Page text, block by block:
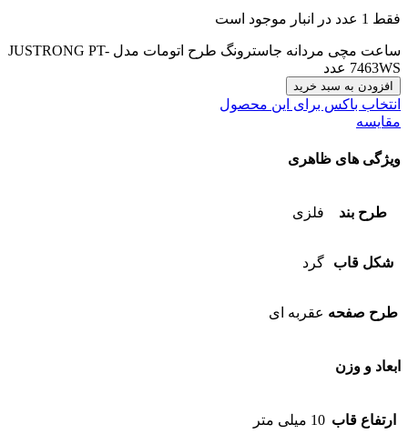
فقط 1 عدد در انبار موجود است
ساعت مچی مردانه جاسترونگ طرح اتومات مدل JUSTRONG PT-
7463WS عدد
افزودن به سبد خرید
انتخاب باکس برای این محصول
مقایسه
ویژگی های ظاهری
طرح بند فلزی
شکل قاب گرد
طرح صفحه عقربه ای
ابعاد و وزن
ارتفاع قاب 10 میلی متر